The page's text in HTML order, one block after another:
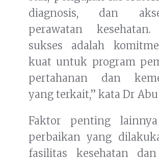
diagnosis, dan
perawatan kesehatan.
sukses adalah
kuat untuk program
pertahanan dan
yang terkait,” kata Dr Abu
Faktor penting
perbaikan yang
fasilitas kesehatan